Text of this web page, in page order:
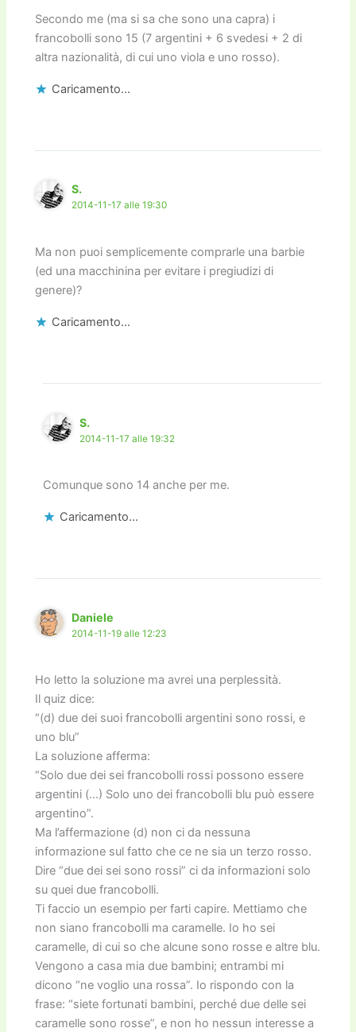
Secondo me (ma si sa che sono una capra) i
francobolli sono 15 (7 argentini + 6 svedesi + 2 di
altra nazionalità, di cui uno viola e uno rosso).
Caricamento...
S.
2014-11-17 alle 19:30
Ma non puoi semplicemente comprarle una barbie
(ed una macchinina per evitare i pregiudizi di
genere)?
Caricamento...
S.
2014-11-17 alle 19:32
Comunque sono 14 anche per me.
Caricamento...
Daniele
2014-11-19 alle 12:23
Ho letto la soluzione ma avrei una perplessità.
Il quiz dice:
“(d) due dei suoi francobolli argentini sono rossi, e
uno blu”
La soluzione afferma:
“Solo due dei sei francobolli rossi possono essere
argentini (…) Solo uno dei francobolli blu può essere
argentino”.
Ma l’affermazione (d) non ci da nessuna
informazione sul fatto che ce ne sia un terzo rosso.
Dire “due dei sei sono rossi” ci da informazioni solo
su quei due francobolli.
Ti faccio un esempio per farti capire. Mettiamo che
non siano francobolli ma caramelle. Io ho sei
caramelle, di cui so che alcune sono rosse e altre blu.
Vengono a casa mia due bambini; entrambi mi
dicono “ne voglio una rossa”. Io rispondo con la
frase: “siete fortunati bambini, perché due delle sei
caramelle sono rosse”, e non ho nessun interesse a